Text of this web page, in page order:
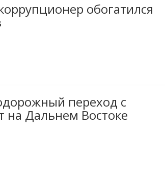
обогатился
переход с
на Дальнем Востоке